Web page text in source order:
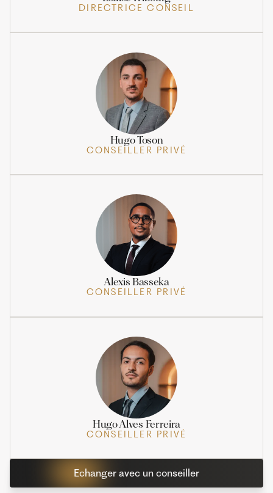
DIRECTRICE CONSEIL
Hugo Toson
CONSEILLER PRIVÉ
Alexis Basseka
CONSEILLER PRIVÉ
Hugo Alves Ferreira
CONSEILLER PRIVÉ
Echanger avec un conseiller